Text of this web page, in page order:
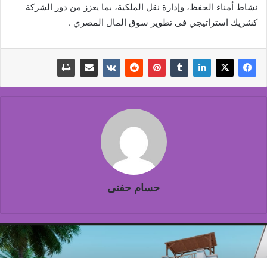
نشاط أمناء الحفظ، وإدارة نقل الملكية، بما يعزز من دور الشركة
كشريك استراتيجي فى تطوير سوق المال المصري .
حسام حفنى